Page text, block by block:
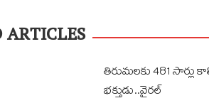
తిరుమలకు 481 సార్లు
భక్తుడు..వైరల్